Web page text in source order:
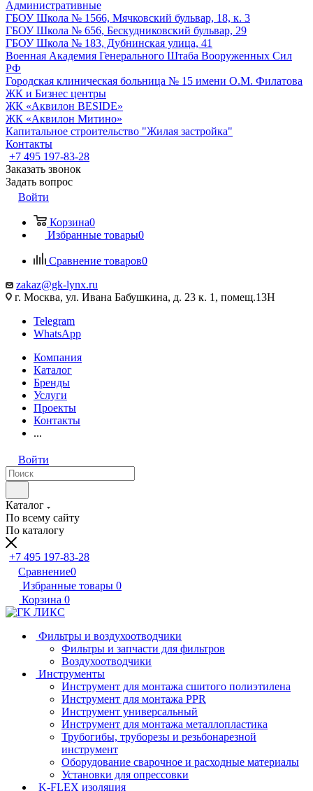
Административные
ГБОУ Школа № 1566, Мячковский бульвар, 18, к. 3
ГБОУ Школа № 656, Бескудниковский бульвар, 29
ГБОУ Школа № 183, Дубнинская улица, 41
Военная Академия Генерального Штаба Вооруженных Сил
РФ
Городская клиническая больница № 15 имени О.М. Филатова
ЖК и Бизнес центры
ЖК «Аквилон BESIDE»
ЖК «Аквилон Митино»
Капитальное строительство "Жилая застройка"
Контакты
+7 495 197-83-28
Заказать звонок
Задать вопрос
Войти
Корзина0
Избранные товары0
Сравнение товаров0
zakaz@gk-lynx.ru
г. Москва, ул. Ивана Бабушкина, д. 23 к. 1, помещ.13Н
Telegram
WhatsApp
Компания
Каталог
Бренды
Услуги
Проекты
Контакты
...
Войти
Каталог
По всему сайту
По каталогу
+7 495 197-83-28
Сравнение0
Избранные товары 0
Корзина 0
Фильтры и воздухоотводчики
Фильтры и запчасти для фильтров
Воздухоотводчики
Инструменты
Инструмент для монтажа сшитого полиэтилена
Инструмент для монтажа PPR
Инструмент универсальный
Инструмент для монтажа металлопластика
Трубогибы, труборезы и резьбонарезной
инструмент
Оборудование сварочное и расходные материалы
Установки для опрессовки
K-FLEX изоляция